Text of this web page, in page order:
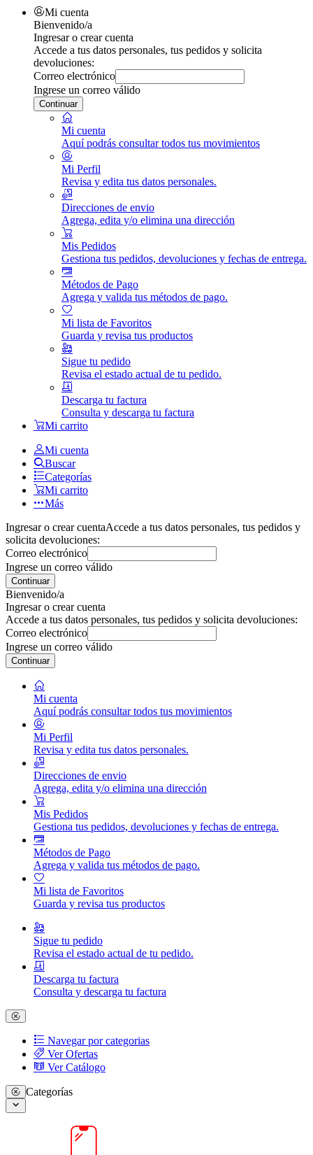
Mi cuenta
Bienvenido/a
Ingresar o crear cuenta
Accede a tus datos personales, tus pedidos y solicita
devoluciones:
Correo electrónico
Ingrese un correo válido
Continuar
Mi cuenta
Aquí podrás consultar todos tus movimientos
Mi Perfil
Revisa y edita tus datos personales.
Direcciones de envio
Agrega, edita y/o elimina una dirección
Mis Pedidos
Gestiona tus pedidos, devoluciones y fechas de entrega.
Métodos de Pago
Agrega y valida tus métodos de pago.
Mi lista de Favoritos
Guarda y revisa tus productos
Sigue tu pedido
Revisa el estado actual de tu pedido.
Descarga tu factura
Consulta y descarga tu factura
Mi carrito
Mi cuenta
Buscar
Categorías
Mi carrito
Más
Ingresar o crear cuentaAccede a tus datos personales, tus pedidos y
solicita devoluciones:
Correo electrónico
Ingrese un correo válido
Continuar
Bienvenido/a
Ingresar o crear cuenta
Accede a tus datos personales, tus pedidos y solicita devoluciones:
Correo electrónico
Ingrese un correo válido
Continuar
Mi cuenta
Aquí podrás consultar todos tus movimientos
Mi Perfil
Revisa y edita tus datos personales.
Direcciones de envio
Agrega, edita y/o elimina una dirección
Mis Pedidos
Gestiona tus pedidos, devoluciones y fechas de entrega.
Métodos de Pago
Agrega y valida tus métodos de pago.
Mi lista de Favoritos
Guarda y revisa tus productos
Sigue tu pedido
Revisa el estado actual de tu pedido.
Descarga tu factura
Consulta y descarga tu factura
Navegar por categorias
Ver Ofertas
Ver Catálogo
Categorías